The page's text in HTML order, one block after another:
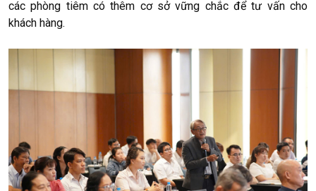
các phòng tiêm có thêm cơ sở vững chắc để tư vấn cho
khách hàng.